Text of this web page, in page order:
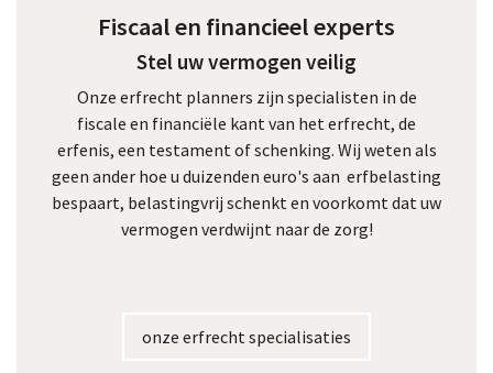
Fiscaal en financieel experts
Stel uw vermogen veilig
Onze erfrecht planners zijn specialisten in de
fiscale en financiële kant van het erfrecht, de
erfenis, een testament of schenking. Wij weten als
geen ander hoe u duizenden euro's aan erfbelasting
bespaart, belastingvrij schenkt en voorkomt dat uw
vermogen verdwijnt naar de zorg!
onze erfrecht specialisaties